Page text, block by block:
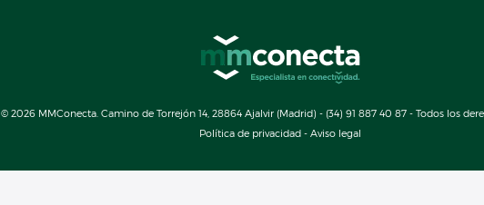
© 2026 MMConecta. Camino de Torrejón 14, 28864 Ajalvir (Madrid) - (34) 91 887 40 87 - Todos los
Política de privacidad - Aviso legal